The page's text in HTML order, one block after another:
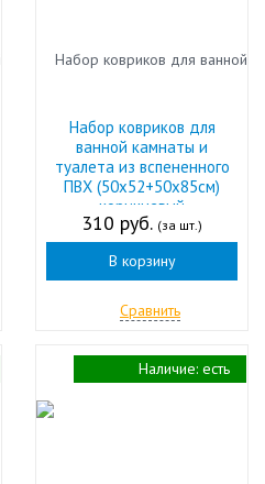
Набор ковриков для
ванной камнаты и
туалета из вспененного
ПВХ (50х52+50х85см)
коричневый
310 руб. (за шт.)
В корзину
Сравнить
Наличие: есть